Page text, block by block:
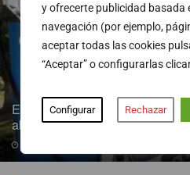
y ofrecerte publicidad basada
navegación (por ejemplo,
aceptar todas las cookies
“Aceptar” o configurarlas
Configurar Rechazar
Endesa pone a disposición más
abiertos al público